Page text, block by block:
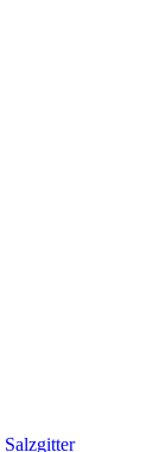
Salzgitter